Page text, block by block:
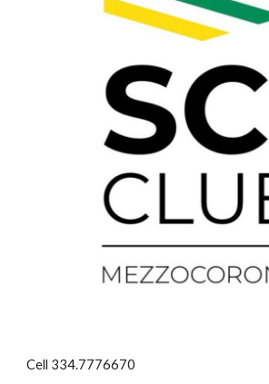
Cell 334.7776670